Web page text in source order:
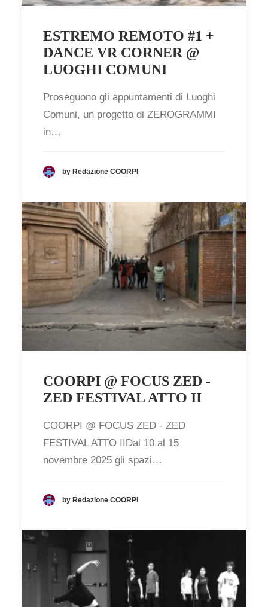
ESTREMO REMOTO #1 +
DANCE VR CORNER @
LUOGHI COMUNI
Proseguono gli appuntamenti di Luoghi
Comuni, un progetto di ZEROGRAMMI
in…
by Redazione COORPI
COORPI @ FOCUS ZED -
ZED FESTIVAL ATTO II
COORPI @ FOCUS ZED - ZED
FESTIVAL ATTO IIDal 10 al 15
novembre 2025 gli spazi…
by Redazione COORPI